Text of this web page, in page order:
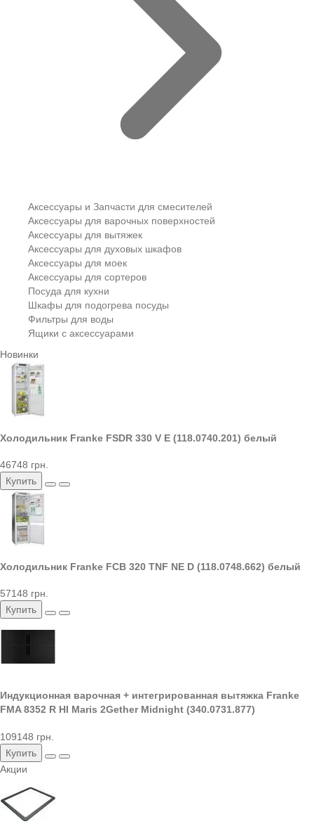
Аксессуары и Запчасти для смесителей
Аксессуары для варочных поверхностей
Аксессуары для вытяжек
Аксессуары для духовых шкафов
Аксессуары для моек
Аксессуары для сортеров
Посуда для кухни
Шкафы для подогрева посуды
Фильтры для воды
Ящики с аксессуарами
Новинки
Холодильник Franke FSDR 330 V E (118.0740.201) белый
46748 грн.
Купить
Холодильник Franke FCB 320 TNF NE D (118.0748.662) белый
57148 грн.
Купить
Индукционная варочная + интегрированная вытяжка Franke
FMA 8352 R HI Maris 2Gether Midnight (340.0731.877)
109148 грн.
Купить
Акции